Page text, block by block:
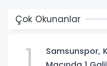
Çok Okunanlar
1
Samsunspor,